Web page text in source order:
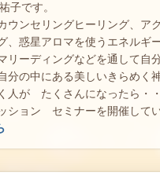
子です。
ウンセリングヒーリング、ア
、惑星アロマを使うエネルギ
リーディングなどを通して自
分の中にある美しいきらめく
人が たくさんになったら・
ョン セミナーを開催してい